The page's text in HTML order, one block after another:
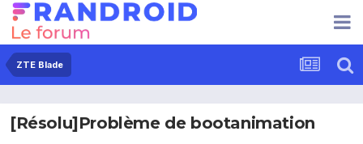
ZTE Blade
[Résolu]Problème de bootanimation